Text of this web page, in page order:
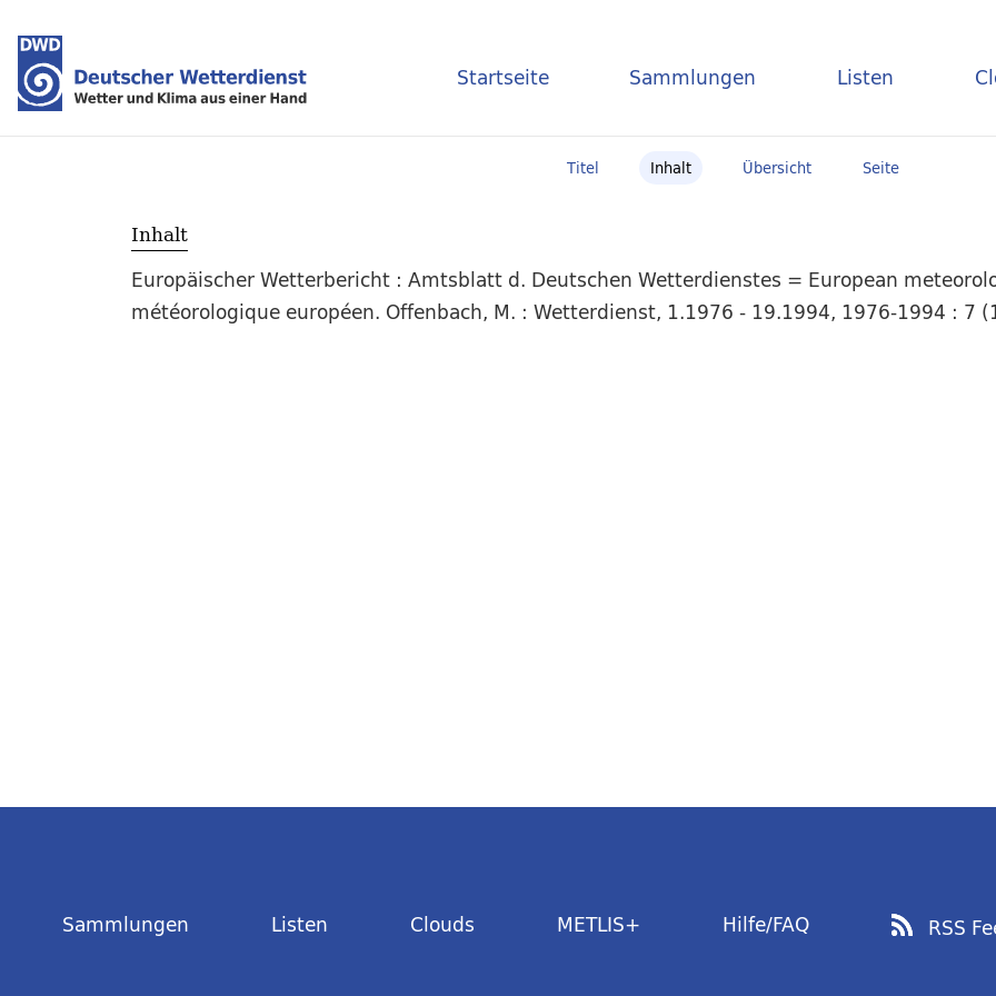
Startseite Sammlungen Listen
Titel Inhalt Übersicht Seite
Inhalt
Europäischer Wetterbericht : Amtsblatt d. Deutschen Wetterdienstes = European
météorologique européen. Offenbach, M. : Wetterdienst, 1.1976 - 19.1994, 1976-1994 : 7
Sammlungen Listen Clouds METLIS+ Hilfe/FAQ RSS